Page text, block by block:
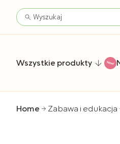
Wszystkie produkty
Home Zabawa i edukacja